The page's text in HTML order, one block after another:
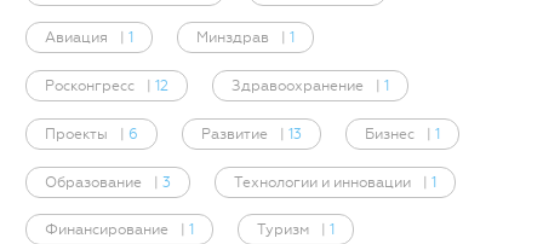
Авиация 1 Минздрав 1
Росконгресс 12 Здравоохранение 1
Проекты 6 Развитие 13 Бизнес 1
Образование | 3 Технологии и инновации | 1
Финансирование 1 Туризм 1